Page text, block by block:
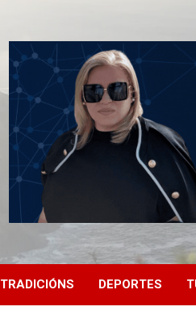
TRADICIÓNS DEPORTES